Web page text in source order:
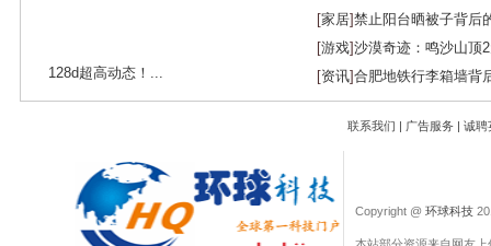
128d超高动态！...
[家居]禁止阳台晒被子背后
[游戏]沙漠奇迹：鸣沙山顶
[资讯]合肥地铁行李箱墙背
联系我们 | 广告服务 | 诚聘
Copyright @ 环球科技